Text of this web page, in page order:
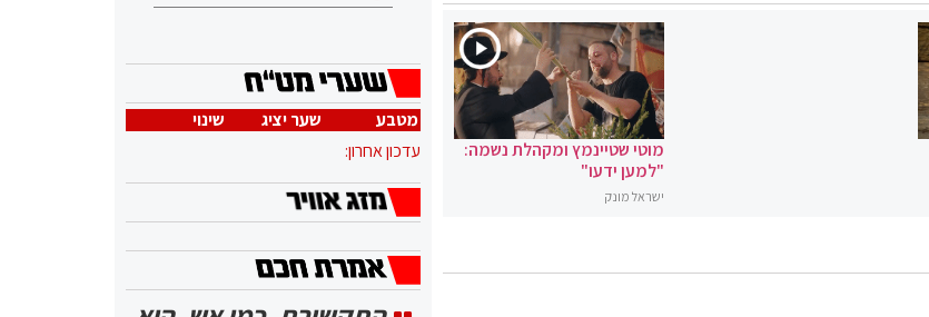
מוטי שטיינמץ ומקהלת נשמה:
"למען ידעו"
ישראל מונק
מטבע שער יציג
שינוי
עדכון אחרון: